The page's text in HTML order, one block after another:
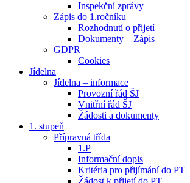
Inspekční zprávy
Zápis do 1.ročníku
Rozhodnutí o přijetí
Dokumenty – Zápis
GDPR
Cookies
Jídelna
Jídelna – informace
Provozní řád ŠJ
Vnitřní řád ŠJ
Žádosti a dokumenty
1. stupeň
Přípravná třída
1.P
Informační dopis
Kritéria pro přijímání do PT
Žádost k přijetí do PT